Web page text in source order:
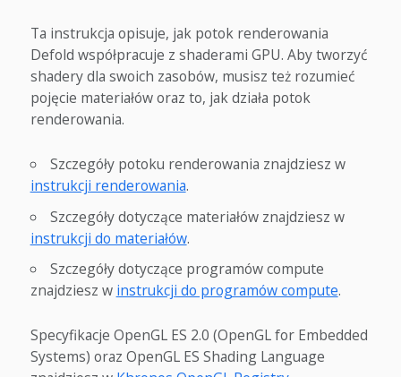
Ta instrukcja opisuje, jak potok renderowania
Defold współpracuje z shaderami GPU. Aby tworzyć
shadery dla swoich zasobów, musisz też rozumieć
pojęcie materiałów oraz to, jak działa potok
renderowania.
Szczegóły potoku renderowania znajdziesz w
instrukcji renderowania.
Szczegóły dotyczące materiałów znajdziesz w
instrukcji do materiałów.
Szczegóły dotyczące programów compute
znajdziesz w instrukcji do programów compute.
Specyfikacje OpenGL ES 2.0 (OpenGL for Embedded
Systems) oraz OpenGL ES Shading Language